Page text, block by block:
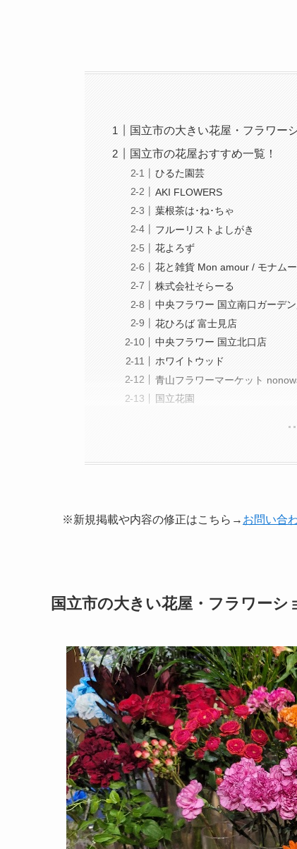
国立市の大きい花屋・フラワー
国立市の花屋おすすめ一覧！
ひるた園芸
AKI FLOWERS
葉根茶は･ね･ちゃ
フルーリストよしがき
花よろず
花と雑貨 Mon amour / モナム
株式会社そらーる
中央フラワー 国立南口ガーデ
花ひろば 富士見店
中央フラワー 国立北口店
ホワイトウッド
青山フラワーマーケット
国立花園
※新規掲載や内容の修正はこちら→ お問い合
国立市の大きい花屋・フラワー